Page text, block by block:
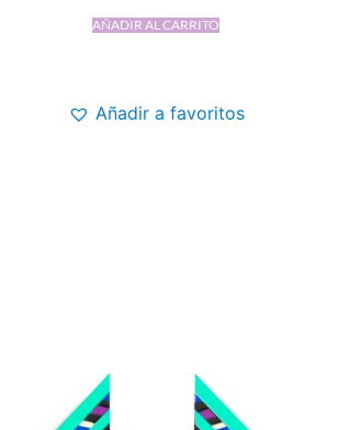
AÑADIR AL CARRITO
Añadir a favoritos